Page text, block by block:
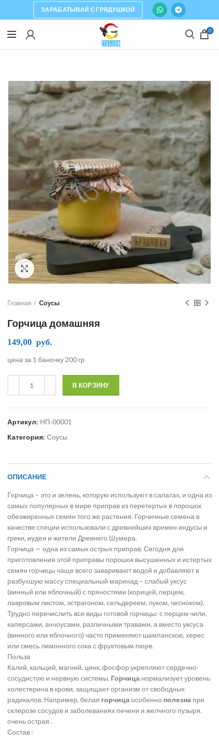
ЗАРАБАТЫВАЙ С ГРЯДУШКОЙ
0
Click to enlarge
Главная Соусы
Горчица домашняя
149,00 руб.
цена за 1 баночку 200 гр
В КОРЗИНУ
Артикул: НП-00001
Категория: Соусы
ОПИСАНИЕ
Горчица – это и зелень, которую используют в салатах, и одна из
самых популярных в мире приправ из перетертых в порошок
обезжиренных семян того же растения. Горчичные семена в
качестве специи использовали с древнейших времен индусы и
греки, иудеи и жители Древнего Шумера.
Горчица — одна из самых острых приправ. Сегодня для
приготовления этой приправы порошок высушенных и истертых
семян горчицы чаще всего заваривают водой и добавляют в
разбухшую массу специальный маринад – слабый уксус
(винный или яблочный) с пряностями (корицей, перцем,
лавровым листом, эстрагоном, сельдереем, луком, чесноком).
Трудно перечислить все виды готовой горчицы: с перцем чили,
каперсами, анчоусами, различными травами, а вместо уксуса
(винного или яблочного) часто применяют шампанское, херес
или смесь лимонного сока с фруктовым пюре.
Польза
Калий, кальций, магний, цинк, фосфор укрепляют сердечно-
сосудистую и нервную системы. Горчица нормализует уровень
холестерина в крови, защищает организм от свободных
радикалов. Например, белая горчицаособенно полезна при
склерозе сосудов и заболеваниях печени и желчного пузыря.
очень острая .
Состав :